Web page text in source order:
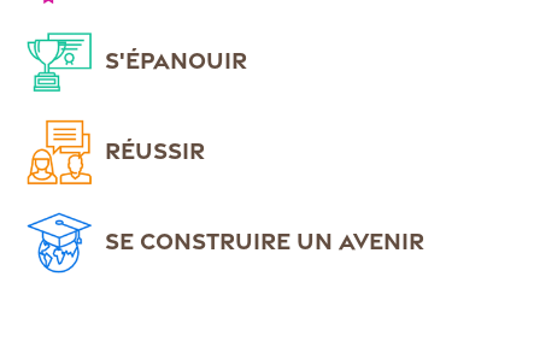
S'ÉPANOUIR
RÉUSSIR
SE CONSTRUIRE UN AVENIR